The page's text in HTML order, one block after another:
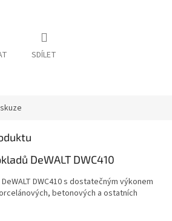
SDÍLET
DeWALT DWC410
DWC410 s dostatečným výkonem
betonových a ostatních